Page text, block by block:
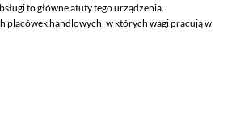
to główne atuty tego urządzenia.
placówek handlowych, w których wagi pracują w